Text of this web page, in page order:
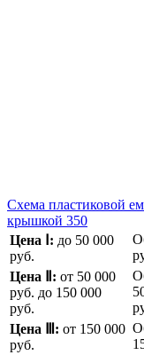
Схема пластиковой
крышкой 350
Цена Ⅰ: до 50 000
руб.
Цена Ⅱ: от 50 000
руб. до 150 000
руб.
Цена Ⅲ: от 150 000
руб.